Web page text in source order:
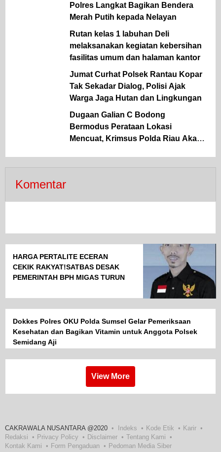
Polres Langkat Bagikan Bendera
Merah Putih kepada Nelayan
Rutan kelas 1 labuhan Deli
melaksanakan kegiatan kebersihan
fasilitas umum dan halaman kantor
Jumat Curhat Polsek Rantau Kopar
Tak Sekadar Dialog, Polisi Ajak
Warga Jaga Hutan dan Lingkungan
Dugaan Galian C Bodong
Bermodus Perataan Lokasi
Mencuat, Krimsus Polda Riau Akan
Komentar
HARGA PERTALITE ECERAN
CEKIK RAKYAT!SATBAS DESAK
PEMERINTAH BPH MIGAS TURUN
Dokkes Polres OKU Polda Sumsel Gelar Pemeriksaan
Kesehatan dan Bagikan Vitamin untuk Anggota Polsek
Semidang Aji
View More
CAKRAWALA NUSANTARA @2020 Indeks Kode Etik
Karir
Redaksi
Privacy Policy Disclaimer
Tentang Kami
Kontak Kami
Form Pengaduan Pedoman Media Siber